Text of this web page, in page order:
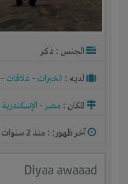
الجنس : ذكر
لديـه : الخبرات - علاقات -
المكان : مصر- الإسكندرية
آخر ظهور: : منذ 2 سنوات
Diyaa awaaad